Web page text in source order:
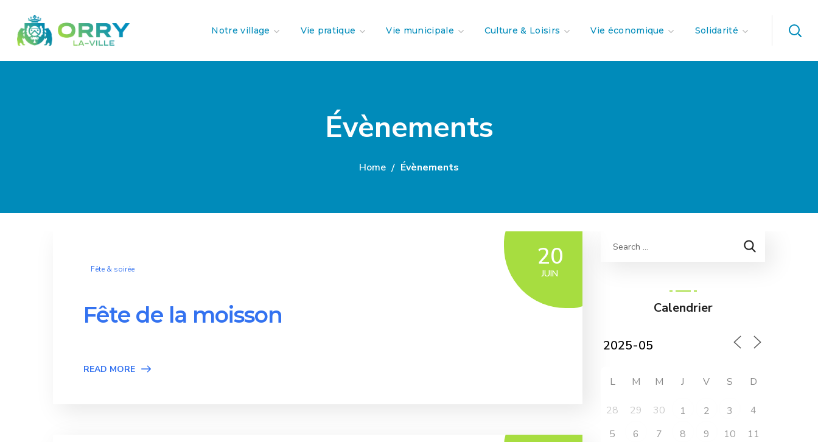
Notre village Vie pratique Vie municipale Culture & Loisirs Vie économique Solidarité
Évènements
Home Évènements
20
JUIN
Fête & soirée
Fête de la moisson
READ MORE
Calendrier
L M M J V S D
28 29 30 1 2 3
4
5
6 7 8 9 10
11